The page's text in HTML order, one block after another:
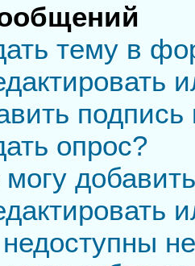
тему в
опрос?